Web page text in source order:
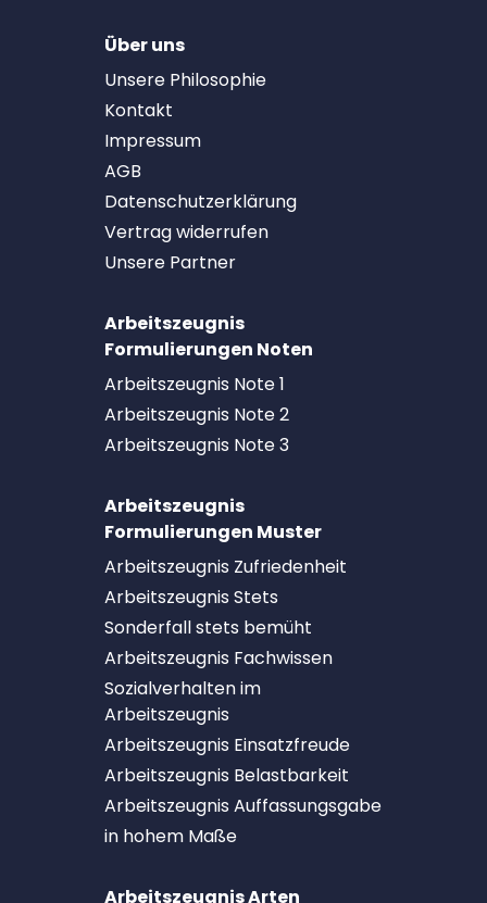
Über uns
Unsere Philosophie
Kontakt
Impressum
AGB
Datenschutzerklärung
Vertrag widerrufen
Unsere Partner
Arbeitszeugnis
Formulierungen Noten
Arbeitszeugnis Note 1
Arbeitszeugnis Note 2
Arbeitszeugnis Note 3
Arbeitszeugnis
Formulierungen Muster
Arbeitszeugnis Zufriedenheit
Arbeitszeugnis Stets
Sonderfall stets bemüht
Arbeitszeugnis Fachwissen
Sozialverhalten im
Arbeitszeugnis
Arbeitszeugnis Einsatzfreude
Arbeitszeugnis Belastbarkeit
Arbeitszeugnis Auffassungsgabe
in hohem Maße
Arbeitszeugnis Arten